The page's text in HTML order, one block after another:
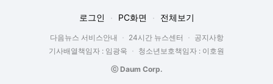
로그인 PC화면 전체보기
다음뉴스 서비스안내 24시간 뉴스센터
공지사항
기사배열책임자 : 임광욱
청소년보호책임자 : 이호원
ⓒ Daum Corp.